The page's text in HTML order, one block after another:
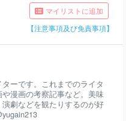
マイリストに追加
【注意事項及び免責事項】
ーです。これまでのライタ
漫画の考察記事など。美味
劇などを観たりするのが好